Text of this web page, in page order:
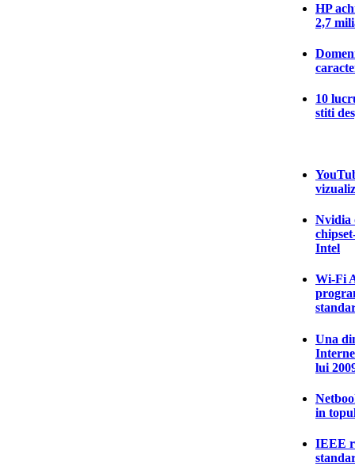
HP
2,7
10
stiti
Nvidia
Intel
Wi-Fi
Una
lui
in
IEEE